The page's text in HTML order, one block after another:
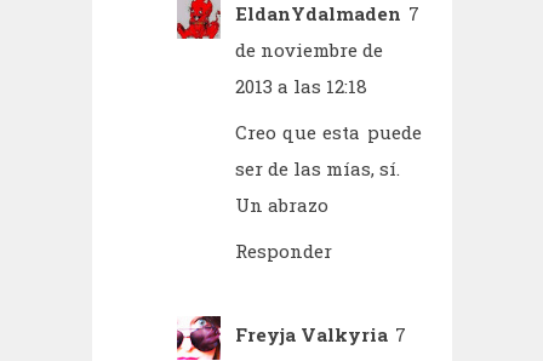
EldanYdalmaden 7
de noviembre de
2013 a las 12:18
Creo que esta puede
ser de las mías, sí.
Un abrazo
Responder
Freyja Valkyria 7